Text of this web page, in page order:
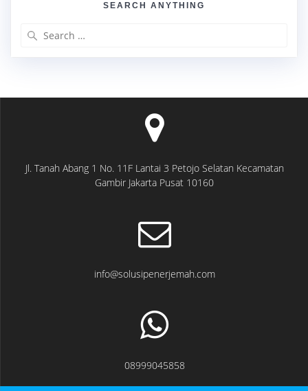
SEARCH ANYTHING
Jl. Tanah Abang 1 No. 11F Lantai 3 Petojo Selatan Kecamatan
Gambir Jakarta Pusat 10160
info@solusipenerjemah.com
08999045858